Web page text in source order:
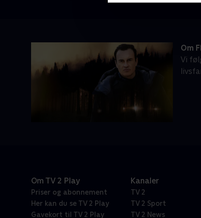
Om
Vi
Om TV 2 Play
Priser og abonnement
Her kan du se TV 2 Play
Gavekort til TV 2 Play
Kanaler
TV 2
TV 2 Sport
TV 2 News